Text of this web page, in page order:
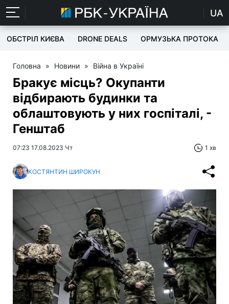
UA
ОБСТРІЛ КИЄВА DRONE DEALS ОРМУЗЬКА ПРОТОКА
Головна » Новини » Війна в Україні
Бракує місць? Окупанти
відбирають будинки та
облаштовують у них госпіталі, -
Генштаб
07:23 17.08.2023 Чт 1 хв
КОСТЯНТИН ШИРОКУН